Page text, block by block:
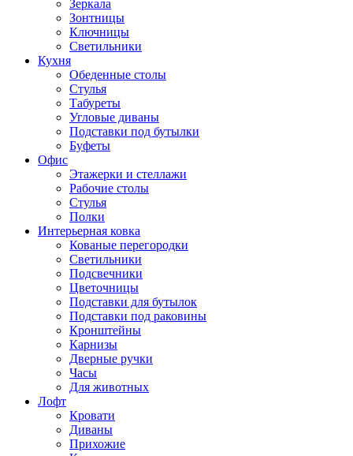
Зеркала
Зонтницы
Ключницы
Светильники
Кухня
Обеденные столы
Стулья
Табуреты
Угловые диваны
Подставки под бутылки
Буфеты
Офис
Этажерки и стеллажи
Рабочие столы
Стулья
Полки
Интерьерная ковка
Кованые перегородки
Светильники
Подсвечники
Цветочницы
Подставки для бутылок
Подставки под раковины
Кронштейны
Карнизы
Дверные ручки
Часы
Для животных
Лофт
Кровати
Диваны
Прихожие